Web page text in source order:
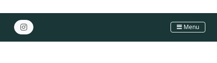
Menu